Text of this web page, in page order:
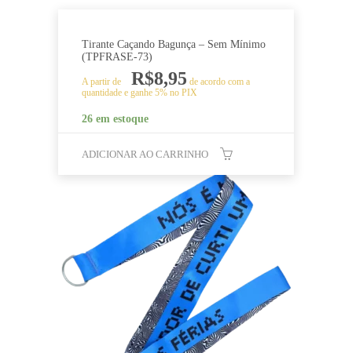
Tirante Caçando Bagunça – Sem Mínimo
(TPFRASE-73)
A partir de R$8,95 de acordo com a
quantidade e ganhe 5% no PIX
26 em estoque
ADICIONAR AO CARRINHO